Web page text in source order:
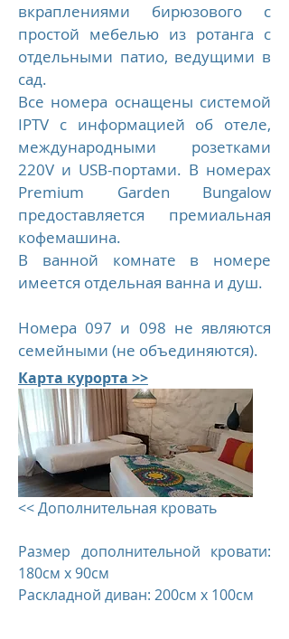
вкраплениями бирюзового с
простой мебелью из ротанга с
отдельными патио, ведущими в
сад.
Все номера оснащены системой
IPTV с информацией об отеле,
международными розетками
220V и USB-портами. В номерах
Premium Garden Bungalow
предоставляется премиальная
кофемашина.
В ванной комнате в номере
имеется отдельная ванна и душ.
Номера 097 и 098 не являются
семейными (не объединяются).
Карта курорта >>
<< Дополнительная кровать
Размер дополнительной кровати:
180см x 90см
Раскладной диван: 200см x 100см